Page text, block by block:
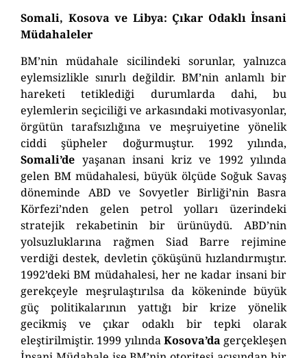
Somali, Kosova ve Libya: Çıkar Odaklıİnsani
Müdahaleler
BM’nin müdahale sicilindeki sorunlar, yalnızca
eylemsizlikle sınırlı değildir. BM’nin anlamlı bir
hareketi tetiklediği durumlarda dahi, bu
eylemlerin seçiciliği ve arkasındakimotivasyonlar,
örgütün tarafsızlığına ve meşruiyetine yönelik
ciddi şüpheler doğurmuştur. 1992 yılında,
Somali’de yaşanan insani kriz ve 1992 yılında
gelen BM müdahalesi, büyük ölçüde Soğuk Savaş
döneminde ABD ve Sovyetler Birliği’nin Basra
Körfezi’nden gelen petrol yolları üzerindeki
stratejik rekabetinin bir ürünüydü. ABD’nin
yolsuzluklarına rağmen Siad Barre rejimine
verdiği destek, devletin çöküşünü hızlandırmıştır.
1992’deki BM müdahalesi, her ne kadar insani bir
gerekçeyle meşrulaştırılsa da kökeninde büyük
güç politikalarının yattığı bir krize yönelik
gecikmiş ve çıkar odaklı bir tepki olarak
eleştirilmiştir. 1999 yılındaKosova’da gerçekleşen